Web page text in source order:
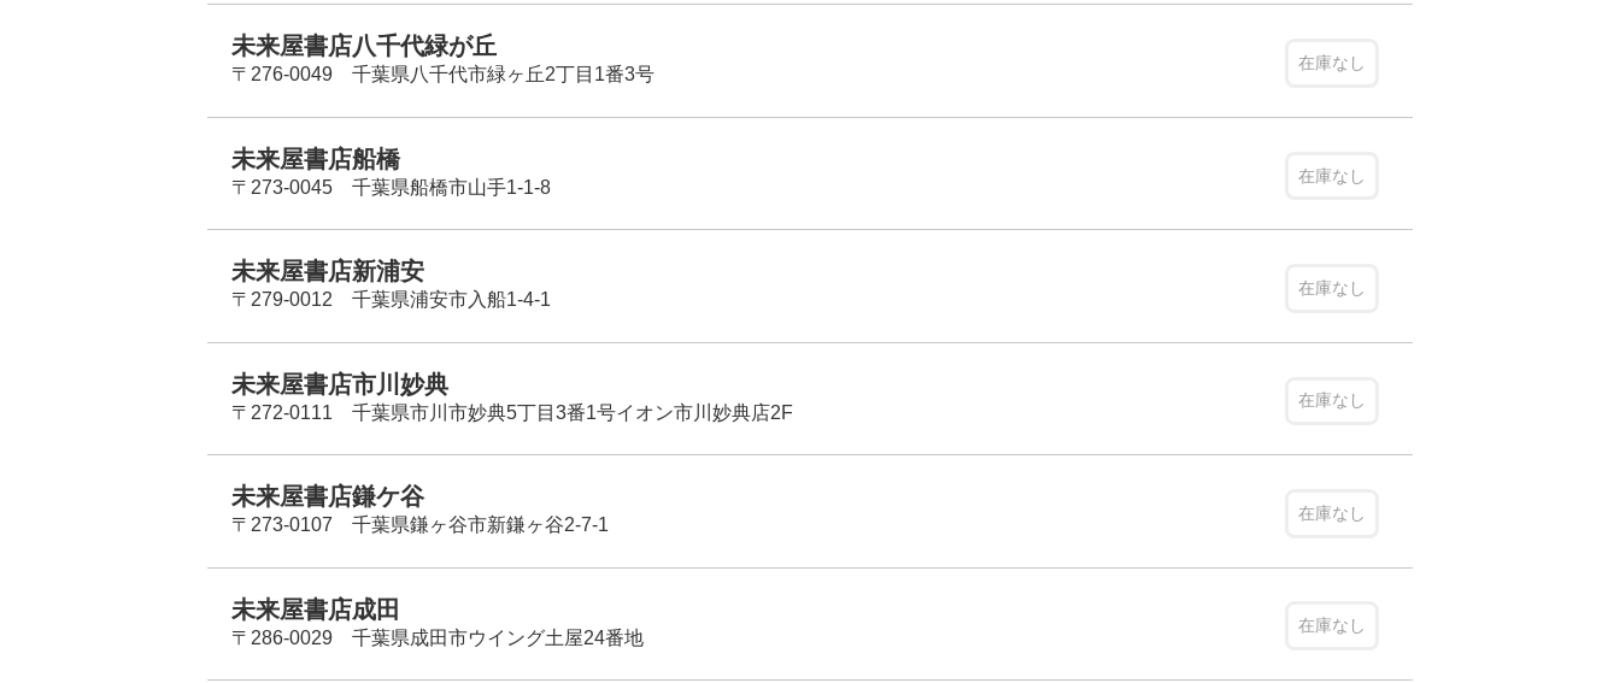
未来屋書店八千代緑が丘
〒276-0049 千葉県八千代市緑ヶ丘2丁目1番3号
在庫なし
未来屋書店船橋
〒273-0045 千葉県船橋市山手1-1-8
在庫なし
未来屋書店新浦安
〒279-0012 千葉県浦安市入船1-4-1
在庫なし
未来屋書店市川妙典
〒272-0111 千葉県市川市妙典5丁目3番1号イオン市川妙典店2F
在庫なし
未来屋書店鎌ケ谷
〒273-0107 千葉県鎌ヶ谷市新鎌ヶ谷2-7-1
在庫なし
未来屋書店成田
〒286-0029 千葉県成田市ウイング土屋24番地
在庫なし